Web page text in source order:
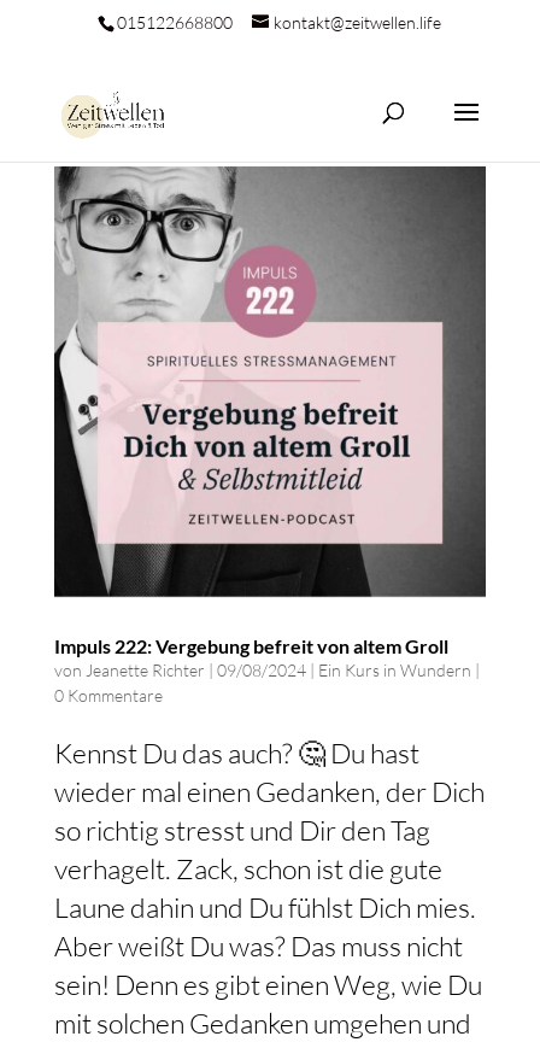
015122668800 kontakt@zeitwellen.life
Impuls 222: Vergebung befreit von altem Groll
vonJeanette Richter
Kennst Du das auch? 🤔 Du hast
wieder mal einen Gedanken, der Dich
so richtig stresst und Dir den Tag
verhagelt. Zack, schon ist die gute
Laune dahin und Du fühlst Dich mies.
Aber weißt Du was? Das muss nicht
sein! Denn es gibt einen Weg, wie Du